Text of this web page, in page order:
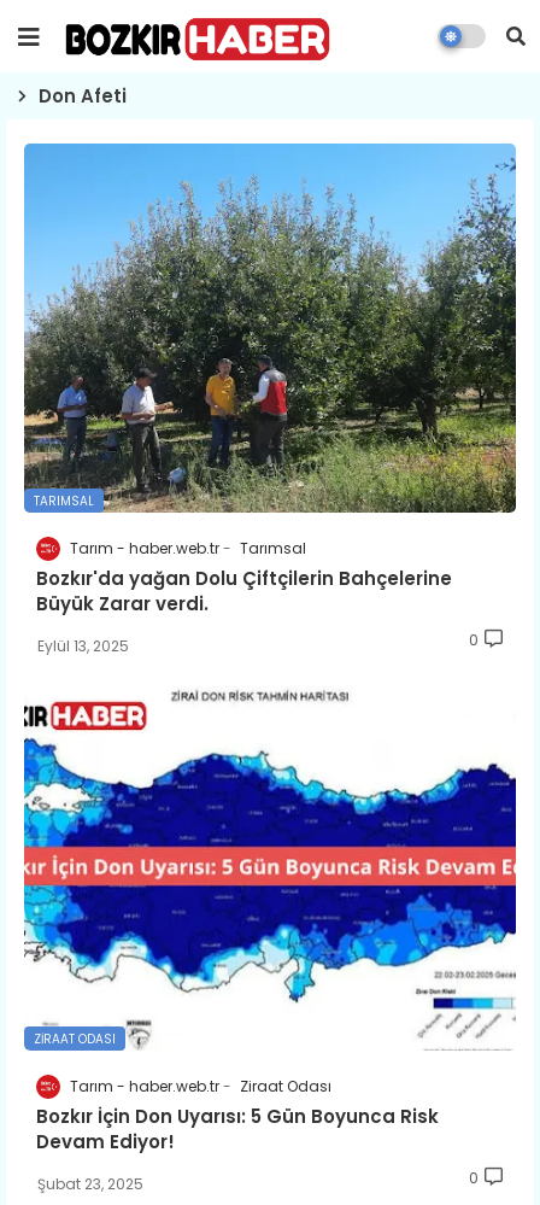
Don Afeti
TARIMSAL
Tarım - haber.web.tr Tarımsal
Bozkır'da yağan Dolu Çiftçilerin Bahçelerine
Büyük Zarar verdi.
Eylül 13, 2025 0
ZIRAAT ODASI
Tarım - haber.web.tr Ziraat Odası
Bozkır İçin Don Uyarısı: 5 Gün Boyunca Risk
Devam Ediyor!
Şubat 23, 2025 0